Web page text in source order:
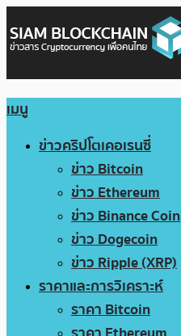
เมนู
ข่าวคริปโตเคอเรนซี่
ข่าว Bitcoin
ข่าว Ethereum
ข่าว Binance Coin
ข่าว Dogecoin
ข่าว Ripple (XRP)
ราคาและการวิเคราะห์
ราคา Bitcoin